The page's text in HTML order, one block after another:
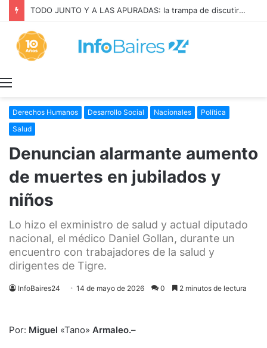
TODO JUNTO Y A LAS APURADAS: la trampa de discutir la propiedad privada como si fuera una sola cosa
Derechos Humanos Desarrollo Social Nacionales
Política
Salud
Denuncian alarmante aumento
de muertes en jubilados y
niños
Lo hizo el exministro de salud y actual diputado
nacional, el médico Daniel Gollan, durante un
encuentro con trabajadores de la salud y
dirigentes de Tigre.
InfoBaires24 14 de mayo de 2026 0 2 minutos de lectura
Por: Miguel «Tano» Armaleo.–